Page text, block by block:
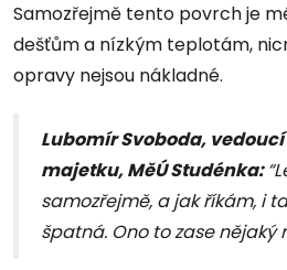
Samozřejmě tento povrch je
dešťům a nízkým teplotám,
opravy nejsou nákladné.
Lubomír Svoboda,
majetku, MěÚ Studénka:
samozřejmě, a jak říkám, i
špatná. Ono to zase nějaký